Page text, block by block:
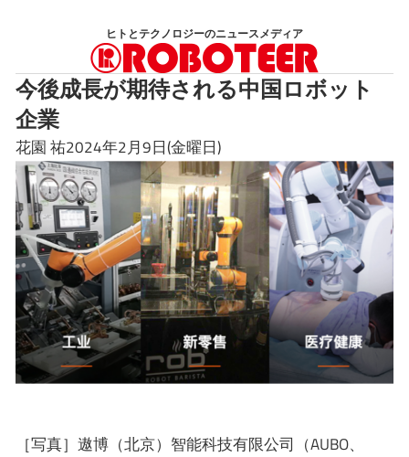
ン
ツ
へ
ス
キ
ッ
プ
ヒトとテクノロジーのニュースメディア
今後成長が期待される中国ロボット
企業
花園 祐2024年2月9日(金曜日)
［写真］遨博（北京）智能科技有限公司（AUBO、